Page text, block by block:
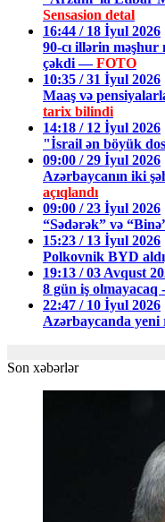
Sensasion detal
16:44 / 18 İyul 2026
90-cı illərin
çəkdi —FOTO
10:35 / 31 İyul 2026
Maaş və
tarix bilindi
14:18 / 12 İyul 2026
"İsrail ən böyük
09:00 / 29 İyul 2026
Azərbaycanın iki
açıqlandı
09:00 / 23 İyul 2026
“Sədərək” və
15:23 / 13 İyul 2026
Polkovnik BYD
19:13 / 03 Avqust
8 gün iş olmayacaq -
22:47 / 10 İyul 2026
Azərbaycanda yeni
Son xəbərlər